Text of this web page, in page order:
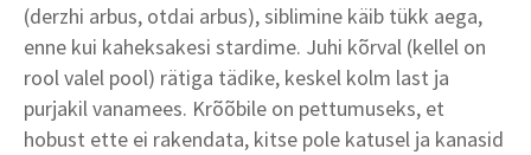
(derzhi arbus, otdai arbus), siblimine käib tükk aega,
enne kui kaheksakesi stardime. Juhi kõrval (kellel on
rool valel pool) rätiga tädike, keskel kolm last ja
purjakil vanamees. Krõõbile on pettumuseks, et
hobust ette ei rakendata, kitse pole katusel ja kanasid